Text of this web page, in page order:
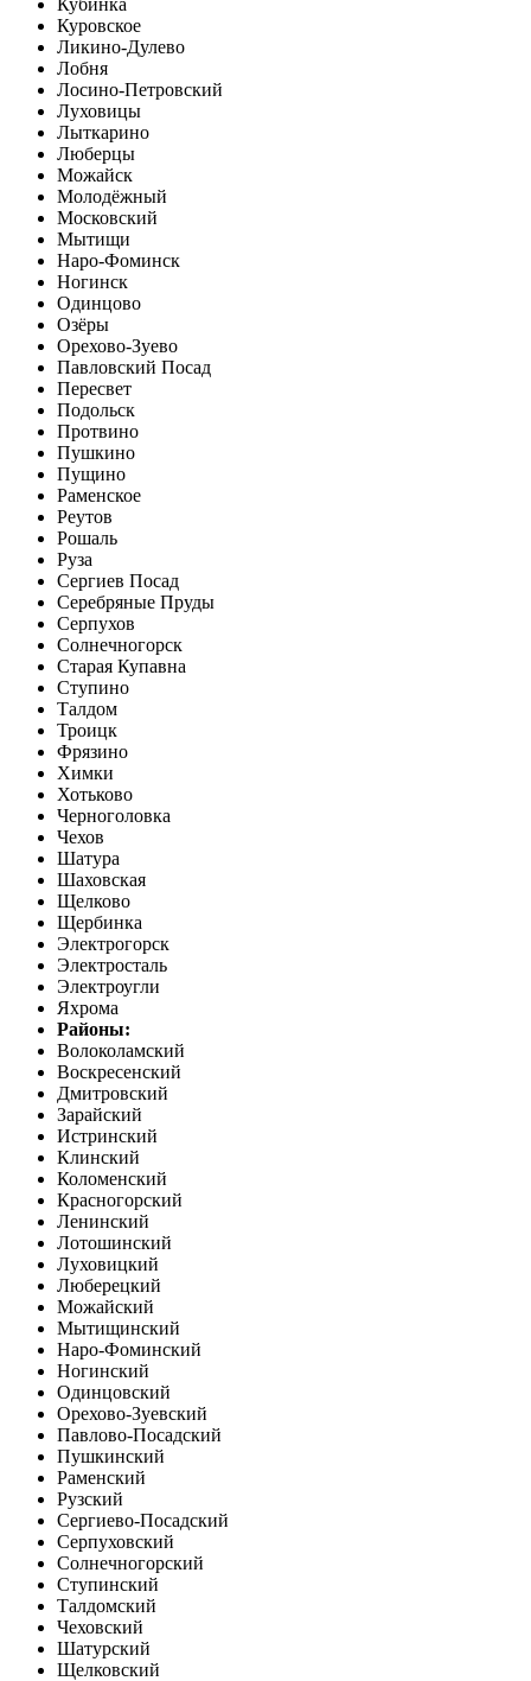
Кубинка
Куровское
Ликино-Дулево
Лобня
Лосино-Петровский
Луховицы
Лыткарино
Люберцы
Можайск
Молодёжный
Московский
Мытищи
Наро-Фоминск
Ногинск
Одинцово
Озёры
Орехово-Зуево
Павловский Посад
Пересвет
Подольск
Протвино
Пушкино
Пущино
Раменское
Реутов
Рошаль
Руза
Сергиев Посад
Серебряные Пруды
Серпухов
Солнечногорск
Старая Купавна
Ступино
Талдом
Троицк
Фрязино
Химки
Хотьково
Черноголовка
Чехов
Шатура
Шаховская
Щелково
Щербинка
Электрогорск
Электросталь
Электроугли
Яхрома
Районы:
Волоколамский
Воскресенский
Дмитровский
Зарайский
Истринский
Клинский
Коломенский
Красногорский
Ленинский
Лотошинский
Луховицкий
Люберецкий
Можайский
Мытищинский
Наро-Фоминский
Ногинский
Одинцовский
Орехово-Зуевский
Павлово-Посадский
Пушкинский
Раменский
Рузский
Сергиево-Посадский
Серпуховский
Солнечногорский
Ступинский
Талдомский
Чеховский
Шатурский
Щелковский